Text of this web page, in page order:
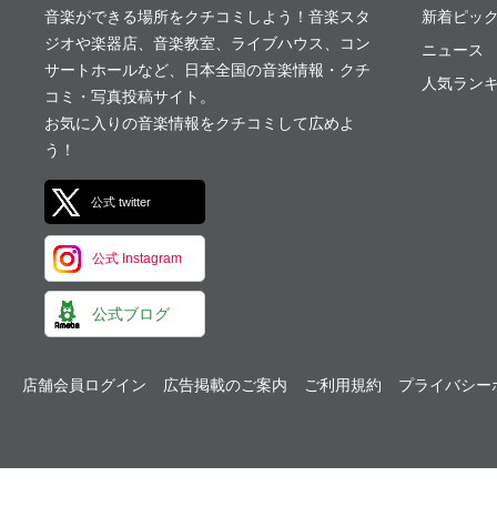
音楽ができる場所をクチコミしよう！音楽スタ
ジオや楽器店、音楽教室、ライブハウス、コン
サートホールなど、日本全国の音楽情報・クチ
コミ・写真投稿サイト。
お気に入りの音楽情報をクチコミして広めよ
う！
公式 twitter
公式 Instagram
公式ブログ
新着ピッ
ニュース
人気ラン
店舗会員ログイン 広告掲載のご案内 ご利用規約 プライバシー